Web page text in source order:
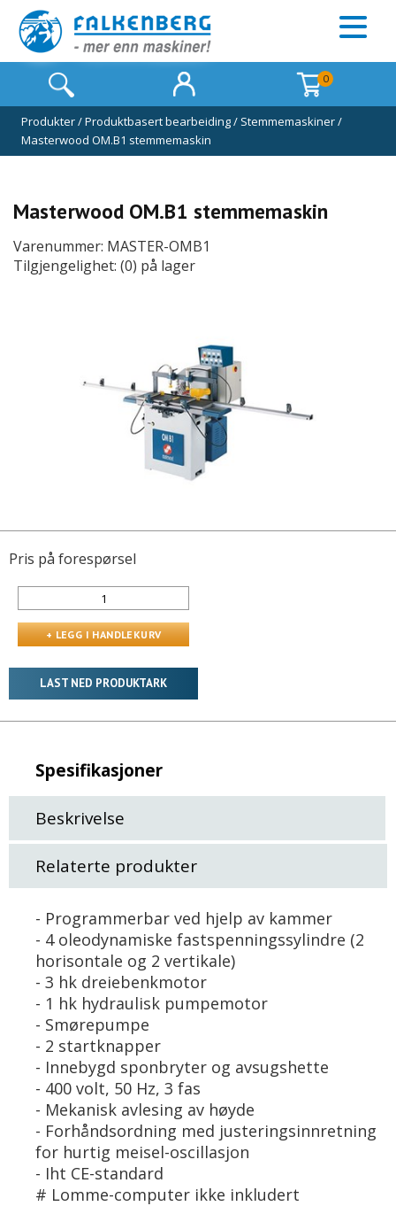
0
Produkter/Produktbasert bearbeiding/ Stemmemaskiner/
Masterwood OM.B1 stemmemaskin
Masterwood OM.B1 stemmemaskin
Varenummer: MASTER-OMB1
Tilgjengelighet: (0) på lager
Pris på forespørsel
LAST NED PRODUKTARK
Spesifikasjoner
Beskrivelse
Relaterte produkter
- Programmerbar ved hjelp av kammer
- 4 oleodynamiske fastspenningssylindre (2
horisontale og 2 vertikale)
- 3 hk dreiebenkmotor
- 1 hk hydraulisk pumpemotor
- Smørepumpe
- 2 startknapper
- Innebygd sponbryter og avsugshette
- 400 volt, 50 Hz, 3 fas
- Mekanisk avlesing av høyde
- Forhåndsordning med justeringsinnretning
for hurtig meisel-oscillasjon
- Iht CE-standard
# Lomme-computer ikke inkludert